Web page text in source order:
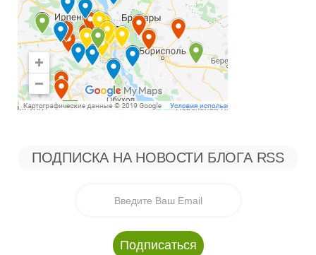
ПОДПИСКА НА НОВОСТИ БЛОГА RSS